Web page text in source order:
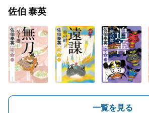
佐伯 泰英
一覧を見る